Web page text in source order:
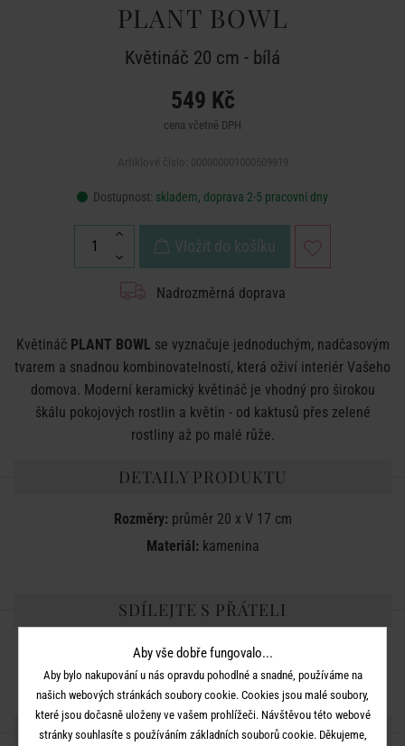
PLANT BOWL
Květináč 20 cm - bílá
549 Kč
cena včetně DPH
Dostupnost: skladem, doprava 2-5 pracovní dny
Vložit do košíku
Nadrozměrná doprava
KvětináčPLANT BOWL se vyznačuje jednoduchým, nadčasovým
tvarem a snadnou kombinovatelností, která oživí interiér Vašeho
domova. Moderní keramický květináč je vhodný pro širokou
škálu pokojových rostlin a květin - od kaktusů přes zelené
rostliny až po malé růže.
DETAILY PRODUKTU
Rozměry:průměr 20 x V 17 cm
Materiál:kamenina
SDÍLEJTE S PŘÁTELI
DALŠÍ PRODUKTY ZE SÉRIE
Aby vše dobře fungovalo...
Aby bylo nakupování u nás opravdu pohodlné a snadné, používáme na
našich webových stránkách soubory cookie. Cookies jsou malé soubory,
které jsou dočasně uloženy ve vašem prohlížeči. Návštěvou této webové
stránky souhlasíte s používáním základních souborů cookie. Děkujeme,